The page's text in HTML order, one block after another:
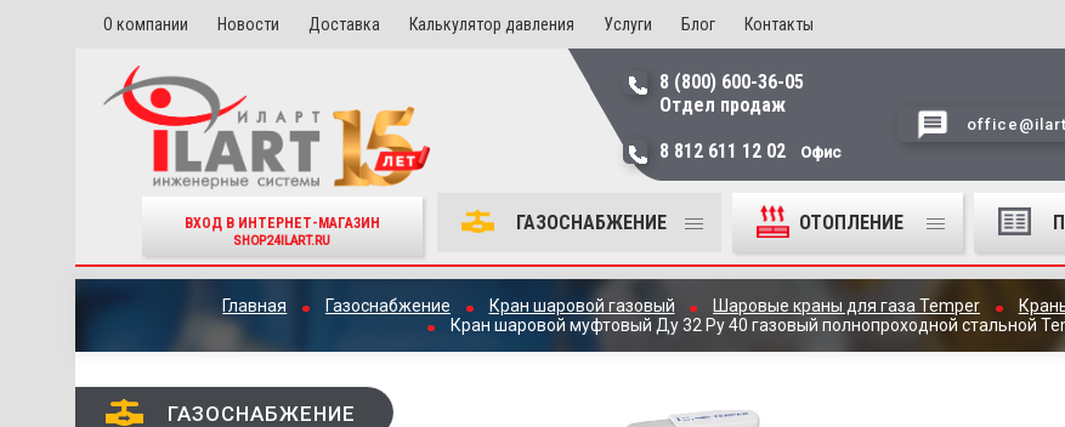
О компании Новости Доставка Калькулятор давления Услуги Блог Контакты
ВХОД В ИНТЕРНЕТ-МАГАЗИН
SHOP24ILART.RU
8 (800) 600-36-05
Отдел продаж
8 812 611 12 02
Офис
ГАЗОСНАБЖЕНИЕ ОТОПЛЕНИЕ
Главная Газоснабжение Кран шаровой газовый Шаровые краны для газа Temper
Кран шаровой муфтовый Ду 32 Ру 40 газовый полнопроходной стальной
ГАЗОСНАБЖЕНИЕ